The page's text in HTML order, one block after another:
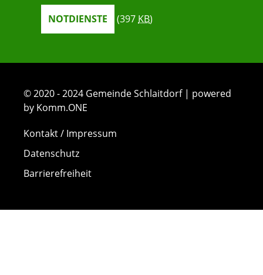
NOTDIENSTE (397 KB)
© 2020 - 2024 Gemeinde Schlaitdorf | powered
by Komm.ONE
Kontakt / Impressum
Datenschutz
Barrierefreiheit